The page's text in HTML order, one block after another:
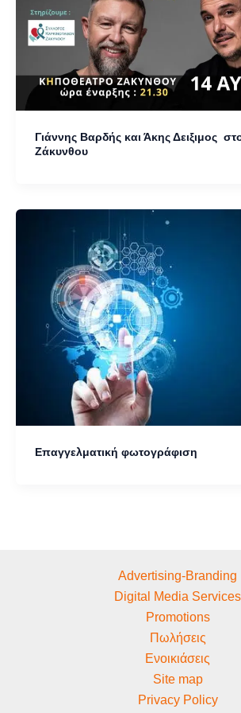
Γιάννης Βαρδής και Άκης Δειξιμος
Ζάκυνθου
Eπαγγελματική φωτογράφιση
Advertising-Branding
Digital Media Services
Promotions
Πωλήσεις
Ενοικιάσεις
Site map
Privacy Policy